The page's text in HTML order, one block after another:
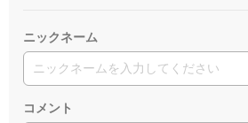
ニックネーム
コメント